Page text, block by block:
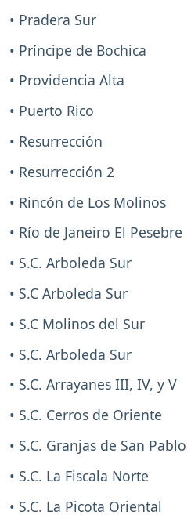
• Pradera Sur
• Príncipe de Bochica
• Providencia Alta
• Puerto Rico
• Resurrección
• Resurrección 2
• Rincón de Los Molinos
• Río de Janeiro El Pesebre
• S.C. Arboleda Sur
• S.C Arboleda Sur
• S.C Molinos del Sur
• S.C. Arboleda Sur
• S.C. Arrayanes III, IV, y V
• S.C. Cerros de Oriente
• S.C. Granjas de San Pablo
• S.C. La Fiscala Norte
• S.C. La Picota Oriental